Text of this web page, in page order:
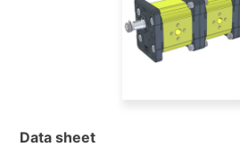
Data sheet